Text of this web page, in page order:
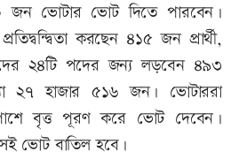
জন ভোটার ভোট দিতে পারবেন।
করছেন ৪১৫ জন প্রার্থী,
২৪টি পদের জন্য লড়বেন ৪৯৩
২৭ হাজার ৫১৬ জন। ভোটাররা
পাশে বৃত্ত পূরণ করে ভোট দেবেন।
ভোট বাতিল হবে।